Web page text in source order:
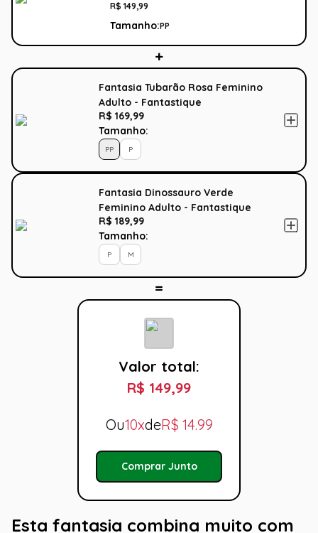
R$ 149,99
Tamanho:PP
Fantasia Tubarão Rosa Feminino
Adulto - Fantastique
R$ 169,99
Tamanho:
PP P
Fantasia Dinossauro Verde
Feminino Adulto - Fantastique
R$ 189,99
Tamanho:
P M
Valor total:
R$ 149,99
Ou10xdeR$ 14.99
Comprar Junto
Esta fantasia combina muito com